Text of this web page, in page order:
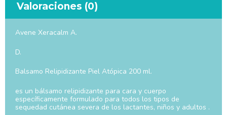
Valoraciones (0)
Avene Xeracalm A.
D.
Balsamo Relipidizante Piel Atópica 200 ml.
es un bálsamo relipidizante para cara y cuerpo
específicamente formulado para todos los tipos de
sequedad cutánea severa de los lactantes, niños y adultos .